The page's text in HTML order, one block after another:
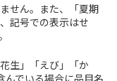
せん。また、「夏期
記号での表示はせ
生」「えび」「か
んでいる場合に品目名